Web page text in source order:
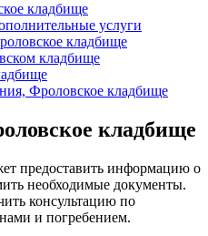
кладбище
услуги
кладбище
кладбище
Фроловское кладбище
кладбище
предоставить информацию о
необходимые документы.
консультацию по
и погребением.